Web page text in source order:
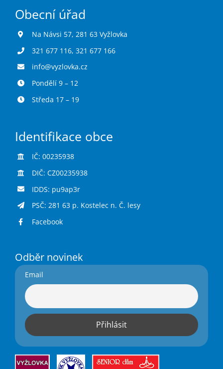
Obecní úřad
Na Návsi 57, 281 63 Vyžlovka
321 677 116, 321 677 166
info@vyzlovka.cz
Pondělí 9 – 12
Středa 17 – 19
Identifikace obce
IČ: 00235938
DIČ: CZ00235938
IDDS: pu9ap3r
PSČ: 281 63 p. Kostelec n. Č. lesy
Facebook
Odběr novinek
Email